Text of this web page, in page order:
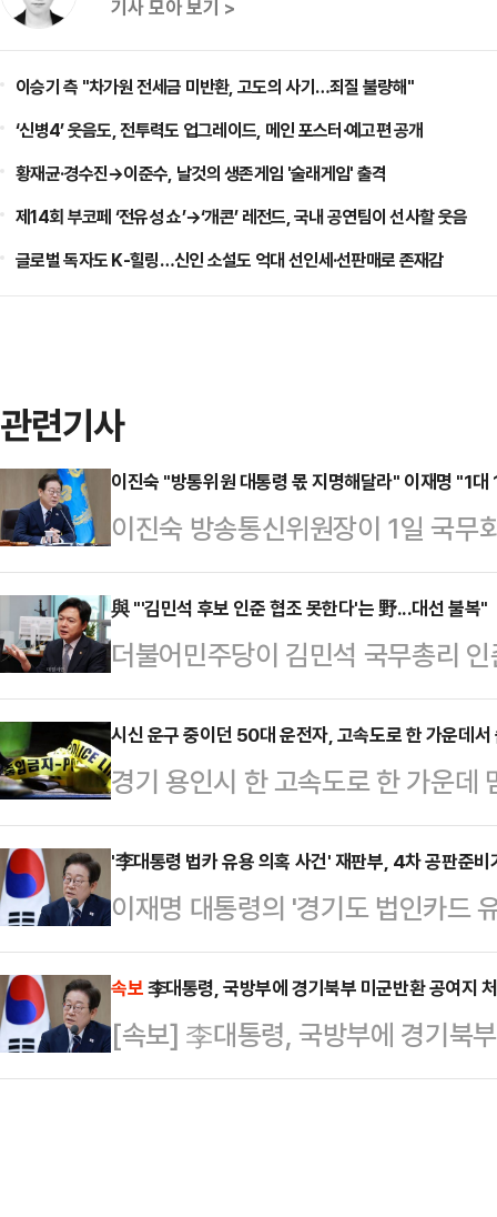
기사 모아 보기 >
이승기 측 "차가원 전세금 미반환, 고도의 사기…죄질 불량해"
‘신병4’ 웃음도, 전투력도 업그레이드, 메인 포스터·예고편 공개
황재균·경수진→이준수, 날것의 생존게임 '술래게임' 출격
제14회 부코페 ‘전유성 쇼’→‘개콘’ 레전드, 국내 공연팀이 선사할 웃음
글로벌 독자도 K-힐링…신인 소설도 억대 선인세·선판매로 존재감
관련기사
이진숙 "방통위원 대통령 몫 지명해달라" 이재명 "1대
이진숙 방송통신위원장이 1일 국무
송통신위원부터 지명해달라고 요
황으로 표결했을 때 결론이 나지 않
은 답하지 못한 것으로 알려졌다.강
실 브리핑을 열고 국무회의에서 이
국무회의 배석자인 이 위원장은 발
위원 5명 중 3명이 국회에서 지명
의를 표명했으니 대통령 …
與 "'김민석 후보 인준 협조 못한다'는 野...대선 불복"
더불어민주당이 김민석 국무총리
힘을 향해 "대선 불복 행위"라고 비
국회 소통관에서 브리핑을 열고 "
를 열고 김 후보자 인준에 협조할
기를 결의한 국민의힘은 내란 동조
라고 주장했다.이날 국민의힘은 용
김 후보자 지명 철회와 국회 법제사
내대표는 "대통령이 할 일…
시신 운구 중이던 50대 운전자, 고속도로 한 가운데서
경기 용인시 한 고속도로 한 가운
진 채 발견됐다.30일 경기남부경
오후 11시28분쯤 영동고속도로 강
이 2차로에서 3차로 사이에 멈춰
구간 순찰 차량이 곧바로 현장에
분쯤 경찰이 도착해 운전석에서 의
했다.경찰은 운전석 유리를 깨고
술을 했고, …
'李대통령 법카 유용 의혹 사건' 재판부, 4차 공판준비
이재명 대통령의 '경기도 법인카드
1일 오후 진행된다.해당 사건을 심
훈 부장판사)는 이날 오전 '피고인
대한 보도자료'에서 "추후 공판기
준비절차는 예정대로 진행한다"고
속보李대통령, 국방부에 경기북부 미군반환 공여지
[속보] 李대통령, 국방부에 경기북